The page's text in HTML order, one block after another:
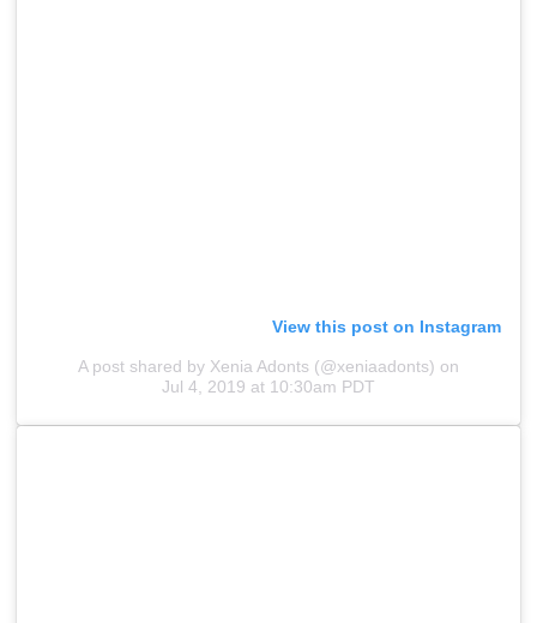
View this post on Instagram
A post shared by Xenia Adonts (@xeniaadonts) on
Jul 4, 2019 at 10:30am PDT